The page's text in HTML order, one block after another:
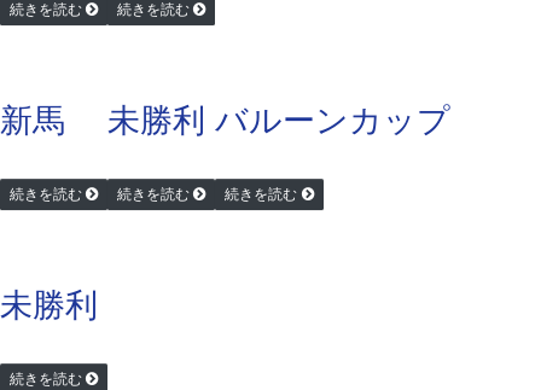
続きを読む 続きを読む
新馬
続きを読む
未勝利
続きを読む
バルーンカップ
続きを読む
未勝利
続きを読む